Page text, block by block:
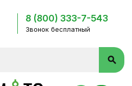
8 (800) 333-7-543
Звонок бесплатный
search